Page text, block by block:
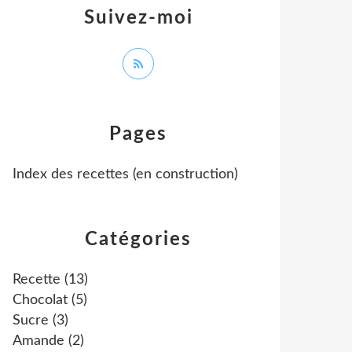
Catégories
Recette (13)
Chocolat (5)
Sucre (3)
Amande (2)
Pages
Index des recettes (en construction)
Suivez-moi